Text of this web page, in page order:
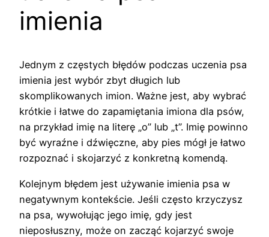
imienia
Jednym z częstych błędów podczas uczenia psa
imienia jest wybór zbyt długich lub
skomplikowanych imion. Ważne jest, aby wybrać
krótkie i łatwe do zapamiętania imiona dla psów,
na przykład imię na literę „o” lub „t”. Imię powinno
być wyraźne i dźwięczne, aby pies mógł je łatwo
rozpoznać i skojarzyć z konkretną komendą.
Kolejnym błędem jest używanie imienia psa w
negatywnym kontekście. Jeśli często krzyczysz
na psa, wywołując jego imię, gdy jest
nieposłuszny, może on zacząć kojarzyć swoje